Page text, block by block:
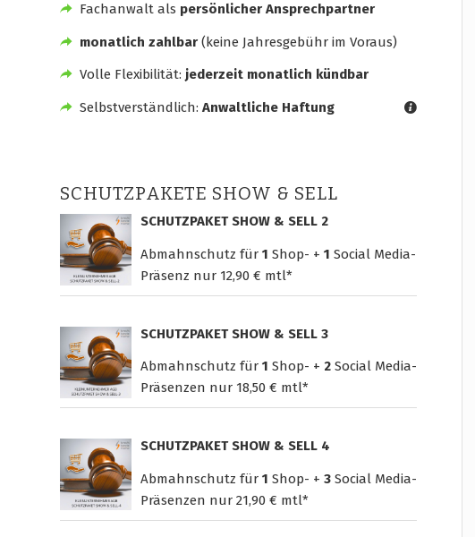
Fachanwalt als persönlicher Ansprechpartner
monatlich zahlbar(keine Jahresgebühr im Voraus)
Volle Flexibilität: jederzeit monatlich kündbar
Selbstverständlich: Anwaltliche Haftung
SCHUTZPAKETE SHOW & SELL
SCHUTZPAKET SHOW & SELL 2
Abmahnschutz für 1 Shop- + 1 Social Media-
Präsenz nur 12,90 € mtl*
SCHUTZPAKET SHOW & SELL 3
Abmahnschutz für 1 Shop- + 2 Social Media-
Präsenzen nur 18,50 € mtl*
SCHUTZPAKET SHOW & SELL 4
Abmahnschutz für 1 Shop- + 3 Social Media-
Präsenzen nur 21,90 € mtl*